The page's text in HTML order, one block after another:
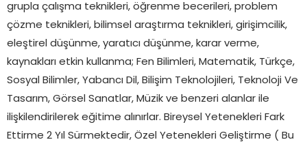
grupla çalışma teknikleri, öğrenme becerileri, problem
çözme teknikleri, bilimsel araştırma teknikleri, girişimcilik,
eleştirel düşünme, yaratıcı düşünme, karar verme,
kaynakları etkin kullanma; Fen Bilimleri, Matematik, Türkçe,
Sosyal Bilimler, Yabancı Dil, Bilişim Teknolojileri, Teknoloji Ve
Tasarım, Görsel Sanatlar, Müzik ve benzeri alanlar ile
ilişkilendirilerek eğitime alınırlar. Bireysel Yetenekleri Fark
Ettirme 2 Yıl Sürmektedir, Özel Yetenekleri Geliştirme ( Bu